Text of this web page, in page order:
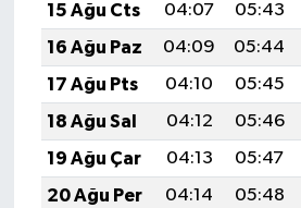
15 Ağu Cts
04:07 05:43
16 Ağu Paz
04:09 05:44
17 Ağu Pts
04:10 05:45
18 Ağu Sal
04:12 05:46
19 Ağu Çar
04:13 05:47
20 Ağu Per
04:14 05:48